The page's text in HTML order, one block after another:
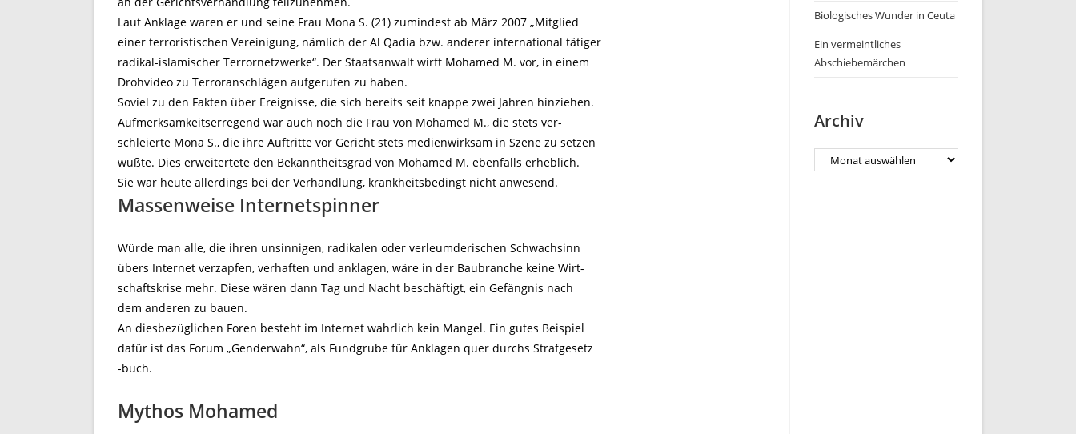
Laut Anklage waren er und seine Frau Mona S. (21) zumindest ab März 2007 „Mitglied
einer terroristischen Vereinigung, nämlich der Al Qadia bzw. anderer international tätiger
radikal-islamischer Terrornetzwerke“. Der Staatsanwalt wirft Mohamed M. vor, in einem
Drohvideo zu Terroranschlägen aufgerufen zu haben.
Soviel zu den Fakten über Ereignisse, die sich bereits seit knappe zwei Jahren hinziehen.
Aufmerksamkeitserregend war auch noch die Frau von Mohamed M., die stets ver-
schleierte Mona S., die ihre Auftritte vor Gericht stets medienwirksam in Szene zu setzen
wußte. Dies erweitertete den Bekanntheitsgrad von Mohamed M. ebenfalls erheblich.
Sie war heute allerdings bei der Verhandlung, krankheitsbedingt nicht anwesend.
Massenweise Internetspinner
Würde man alle, die ihren unsinnigen, radikalen oder verleumderischen Schwachsinn
übers Internet verzapfen, verhaften und anklagen, wäre in der Baubranche keine Wirt-
schaftskrise mehr. Diese wären dann Tag und Nacht beschäftigt, ein Gefängnis nach
dem anderen zu bauen.
An diesbezüglichen Foren besteht im Internet wahrlich kein Mangel. Ein gutes Beispiel
dafür ist das Forum „Genderwahn“, als Fundgrube für Anklagen quer durchs Strafgesetz
-buch.
Mythos Mohamed
Biologisches Wunder in Ceuta
Ein vermeintliches
Abschiebemärchen
Archiv
Archiv